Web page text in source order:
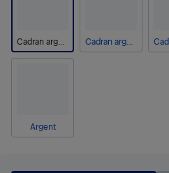
Argent